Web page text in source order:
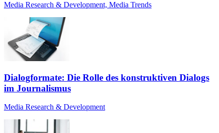
Media Research & Development, Media Trends
Dialogformate: Die Rolle des konstruktiven Dialogs
im Journalismus
Media Research & Development